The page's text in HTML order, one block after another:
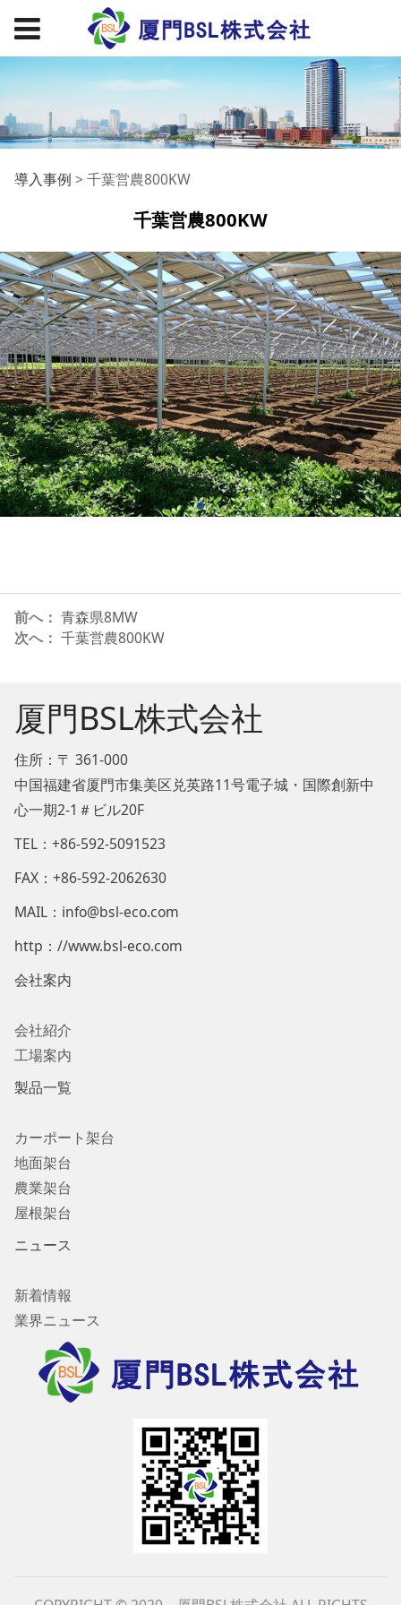
千葉営農800KW
導入事例 > 千葉営農800KW
千葉営農800KW
前へ： 青森県8MW
次へ： 千葉営農800KW
厦門BSL株式会社
住所：〒 361-000
中国福建省厦門市集美区兑英路11号電子城・国際創新中
心一期2-1＃ビル20F
TEL：+86-592-5091523
FAX： +86-592-2062630
MAIL：info@bsl-eco.com
http：//www.bsl-eco.com
会社案内
会社紹介
工場案内
製品一覧
カーポート架台
地面架台
農業架台
屋根架台
ニュース
新着情報
業界ニュース